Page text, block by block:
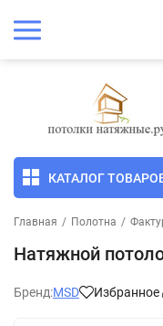
КАТАЛОГ
Главная / Полотна /
Натяжной
Бренд:MSD Избранное